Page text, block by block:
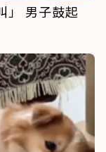
」 男子鼓起